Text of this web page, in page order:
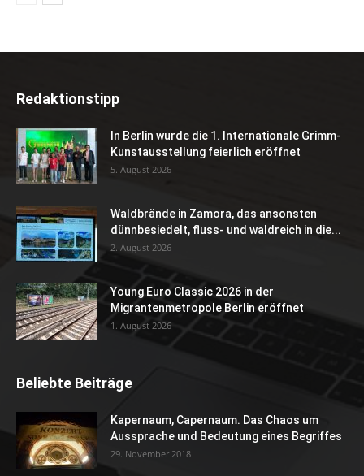
Redaktionstipp
In Berlin wurde die 1. Internationale Grimm-
Kunstausstellung feierlich eröffnet
5. August 2026
Waldbrände in Zamora, das ansonsten
dünnbesiedelt, fluss- und waldreich in die...
2. August 2026
Young Euro Classic 2026 in der
Migrantenmetropole Berlin eröffnet
1. August 2026
Beliebte Beiträge
Kapernaum, Capernaum. Das Chaos um
Aussprache und Bedeutung eines Begriffes
29. November 2018